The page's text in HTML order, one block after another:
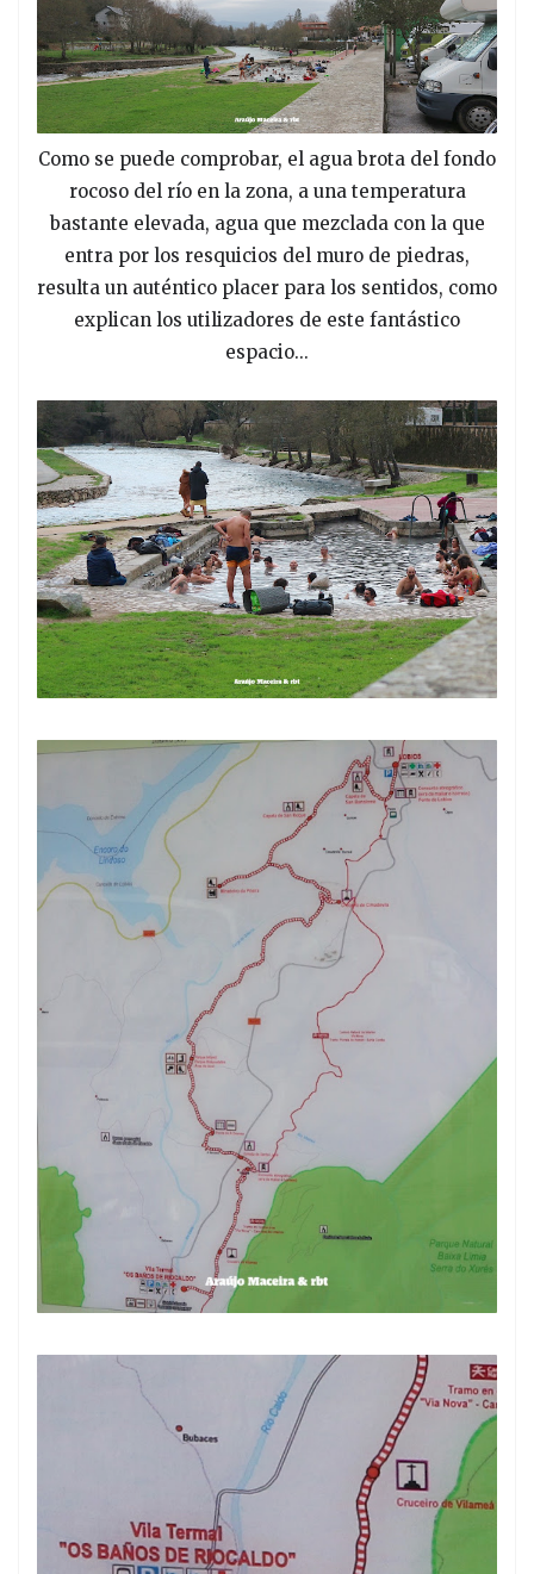
Como se puede comprobar, el agua brota del fondo
rocoso del río en la zona, a una temperatura
bastante elevada, agua que mezclada con la que
entra por los resquicios del muro de piedras,
resulta un auténtico placer para los sentidos, como
explican los utilizadores de este fantástico
espacio...